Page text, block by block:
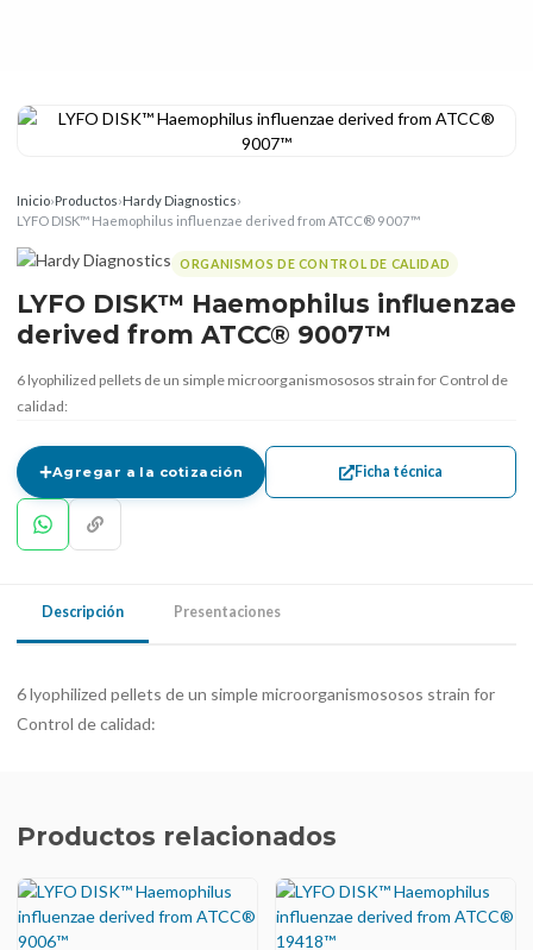
Inicio›Productos›Hardy Diagnostics›
LYFO DISK™ Haemophilus influenzae derived from ATCC® 9007™
ORGANISMOS DE CONTROL DE CALIDAD
LYFO DISK™ Haemophilus influenzae
derived from ATCC® 9007™
6 lyophilized pellets de un simple microorganismososos strain for Control de
calidad:
Agregar a la cotización Ficha técnica
Descripción Presentaciones
6 lyophilized pellets de un simple microorganismososos strain for
Control de calidad:
Productos relacionados